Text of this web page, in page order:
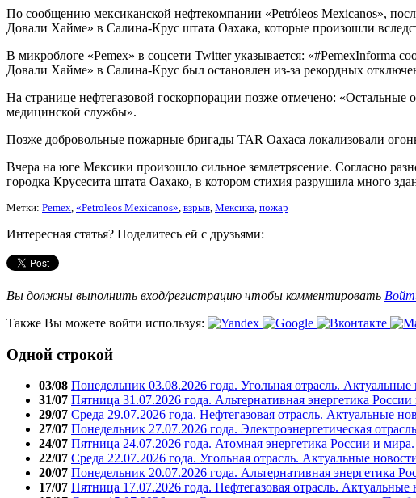
По сообщению мексиканской нефтекомпании «Petróleos Mexicanos»,
Довали Хайме» в Салина-Крус штата Оахака, которые произошли
В микроблоге «Pemex» в соцсети Twitter указывается: «#PemexInforma
Довали Хайме» в Салина-Крус был остановлен из-за рекордных
На странице нефтегазовой госкорпорации позже отмечено:
медицинской службы».
Позже добровольные пожарные бригады TAR Oaxaca локализовали
Вчера на юге Мексики произошло сильное землетрясение. Согласно
городка Крусесита штата Оахако, в котором стихия разрушила много
Метки: Pemex, «Petrоleos Mexicanos», взрыв, Мексика, пожар
Интересная статья? Поделитесь ей с друзьями:
Вы должны выполнить вход/регистрацию чтобы комментировать
Также Вы можете войти используя:
Одной строкой
03/08 Понедельник 03.08.2026 года. Угольная отрасль. Актуальные
31/07 Пятница 31.07.2026 года. Альтернативная энергетика
29/07 Среда 29.07.2026 года. Нефтегазовая отрасль. Актуальные
27/07 Понедельник 27.07.2026 года. Электроэнергетическая
24/07 Пятница 24.07.2026 года. Атомная энергетика России и
22/07 Среда 22.07.2026 года. Угольная отрасль. Актуальные
20/07 Понедельник 20.07.2026 года. Альтернативная энергетика
17/07 Пятница 17.07.2026 года. Нефтегазовая отрасль. Актуальные